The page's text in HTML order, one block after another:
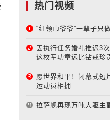
热门视频
“红领巾爷爷”一辈子只
因执行任务婚礼推迟3
这枚军功章远比钻戒珍
愿世界和平！闭幕式短
运动员相拥
拉萨舰再现万吨大驱主